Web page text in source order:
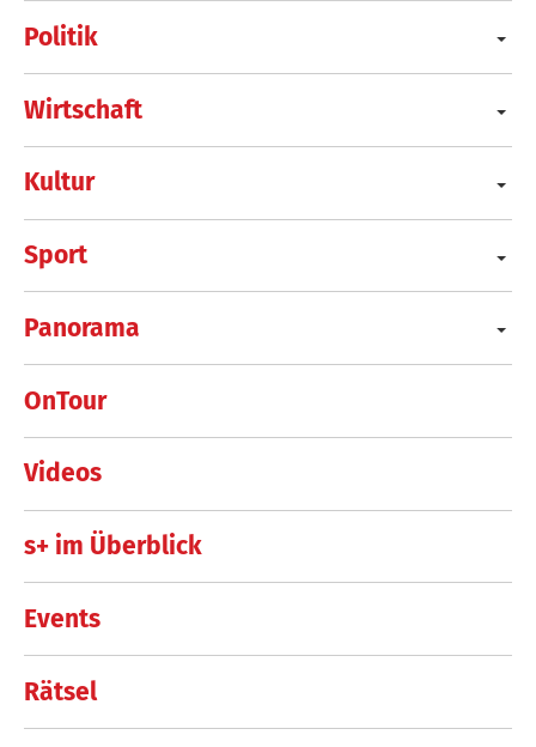
Politik
Wirtschaft
Kultur
Sport
Panorama
OnTour
Videos
s+ im Überblick
Events
Rätsel